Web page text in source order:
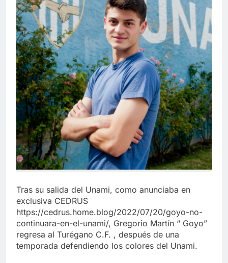
Tras su salida del Unami, como anunciaba en
exclusiva CEDRUS
https://cedrus.home.blog/2022/07/20/goyo-no-
continuara-en-el-unami/, Gregorio Martín “ Goyo”
regresa al Turégano C.F. , después de una
temporada defendiendo los colores del Unami.